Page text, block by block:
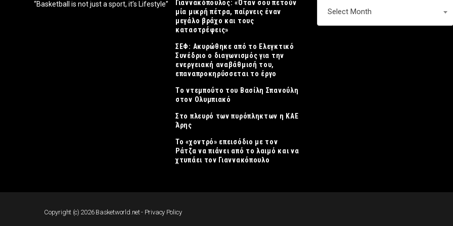
“Basketball is not just a sport, it’s Lifestyle”
Γιαννακόπουλος: «Όταν σου πετούν
μία μικρή πέτρα, παίρνεις έναν
μεγάλο βράχο και τους
καταστρέφεις»
ΣΕΦ: Ακυρώθηκε από το Ελεγκτικό
Συνέδριο ο διαγωνισμός για την
ενεργειακή αναβάθμισή του,
επαναπροκηρύσσεται το έργο
Tο ντεμπούτο του Βασίλη Σπανούλη
στον Ολυμπιακό
Στο πλευρό των πυρόπληκτων η ΚΑΕ
Άρης
Το «χοντρό» επεισόδιο με τον
Ράτζα να πιάνει από το λαιμό και να
χτυπάει τον Γιαννακόπουλο
Select Month
Copyright (c) 2026 Basketworld.net - Privacy Policy